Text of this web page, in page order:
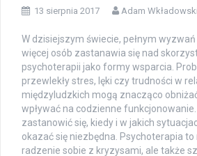
13 sierpnia 2017 Adam Wkładowski
W dzisiejszym świecie, pełnym
więcej osób zastanawia się nad
psychoterapii jako formy wsparcia.
przewlekły stres, lęki czy trudności w
międzyludzkich mogą znacząco
wpływać na codzienne
zastanowić się, kiedy i w jakich
okazać się niezbędna. Psychoterapia
radzenie sobie z kryzysami, ale także